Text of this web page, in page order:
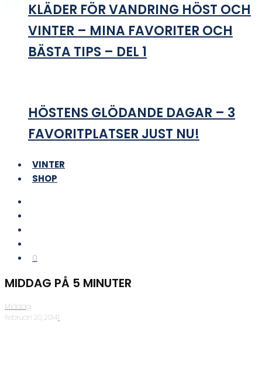
KLÄDER FÖR VANDRING HÖST OCH
VINTER – MINA FAVORITER OCH
BÄSTA TIPS – DEL 1
HÖSTENS GLÖDANDE DAGAR – 3
FAVORITPLATSER JUST NU!
VINTER
SHOP
0
MIDDAG PÅ 5 MINUTER
Middag
·februari 20, 2014·1